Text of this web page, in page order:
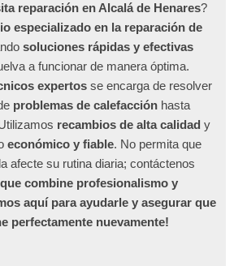
reparación en Alcalá de Henares?
especializado en la reparación de
soluciones rápidas y efectivas
a funcionar de manera óptima.
expertos se encarga de resolver
problemas de calefacción hasta
recambios de alta calidad y
económico y fiable. No permita que
afecte su rutina diaria; contáctenos
combine profesionalismo y
aquí para ayudarle y asegurar que
perfectamente nuevamente!